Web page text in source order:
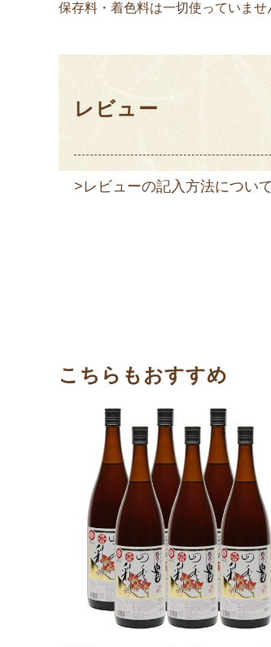
保存料・着色料は一切使っていませ
レビュー
>レビューの記入方法について
こちらもおすすめ